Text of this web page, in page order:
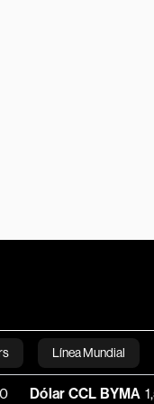
Línea Mundial
Bloomberg
BYMA 1,574.46